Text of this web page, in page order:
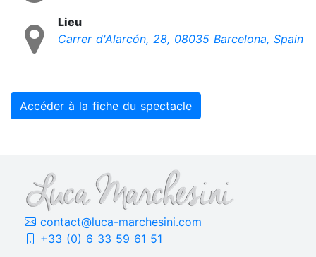
Lieu
Carrer d'Alarcón, 28, 08035 Barcelona, Spain
Accéder à la fiche du spectacle
contact@luca-marchesini.com
+33 (0) 6 33 59 61 51